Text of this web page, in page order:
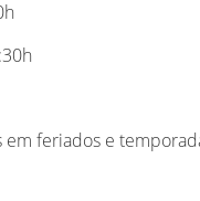
feriados e